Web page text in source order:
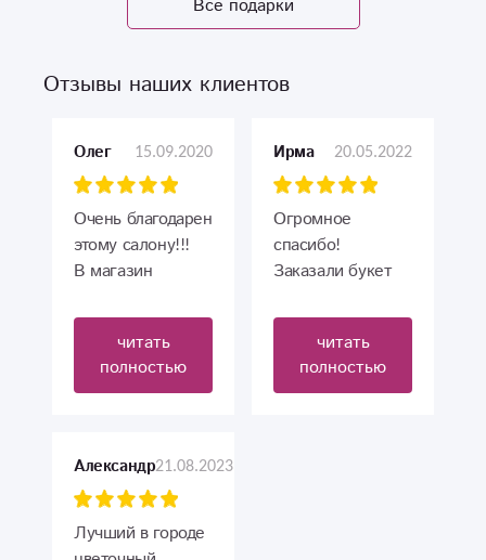
Все подарки
Отзывы наших клиентов
Олег 15.09.2020
Очень благодарен
этому салону!!!
В магазин
любому поводу,
будь то юбилей,
свадьба, 8 марта,
да и просто для
приятно удивить
любимого
человека)
Главное, что
читать
полностью
Ирма 20.05.2022
Огромное
спасибо!
Заказали букет
очень быстро и
оперативно
доставили, мама
очень
читать
полностью
Александр21.08.2023
Лучший в городе